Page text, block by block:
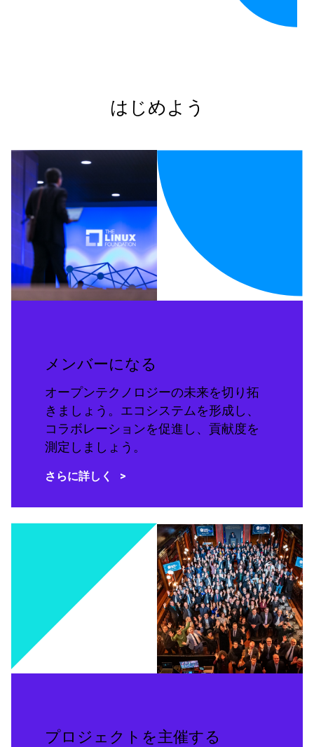
はじめよう
メンバーになる
オープンテクノロジーの未来を切り拓
きましょう。エコシステムを形成し、
コラボレーションを促進し、貢献度を
測定しましょう。
さらに詳しく
プロジェクトを主催する